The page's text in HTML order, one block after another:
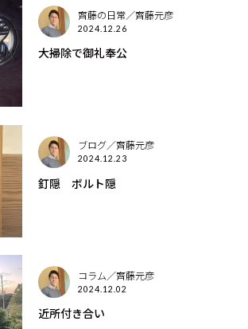
齊藤の日常／齊藤元彦
2024.12.26
大掃除で御礼奉公
ブログ／齊藤元彦
2024.12.23
釘隠 ボルト隠
コラム／齊藤元彦
2024.12.02
近所付き合い